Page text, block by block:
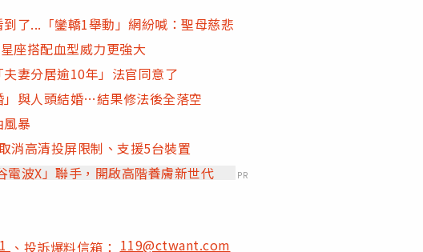
了...「鑾轎1舉動」網紛喊：聖母慈悲
座搭配血型威力更強大
妻分居逾10年」法官同意了
與人頭結婚…結果修法後全落空
風暴
消高清投屏限制、支援5台裝置
波X」聯手，開啟高階養膚新世代
PR
、投訴爆料信箱：119@ctwant.com